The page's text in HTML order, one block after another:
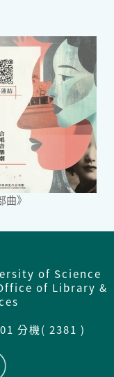
》
of Science
of Library &
分機( 2381 )